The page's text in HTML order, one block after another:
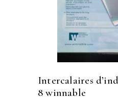
intercalaires d’index à remplir pqt
8 winnable